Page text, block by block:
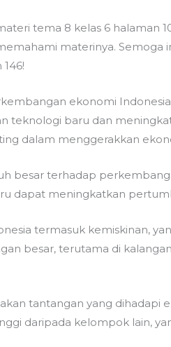
tema 8 kelas 6 halaman
materinya.
ekonomi
teknologi baru dan
dalam menggerakkan
besar terhadap
dapat meningkatkan
termasuk kemiskinan,
besar, terutama di
tantangan yang dihadapi
daripada kelompok lain,